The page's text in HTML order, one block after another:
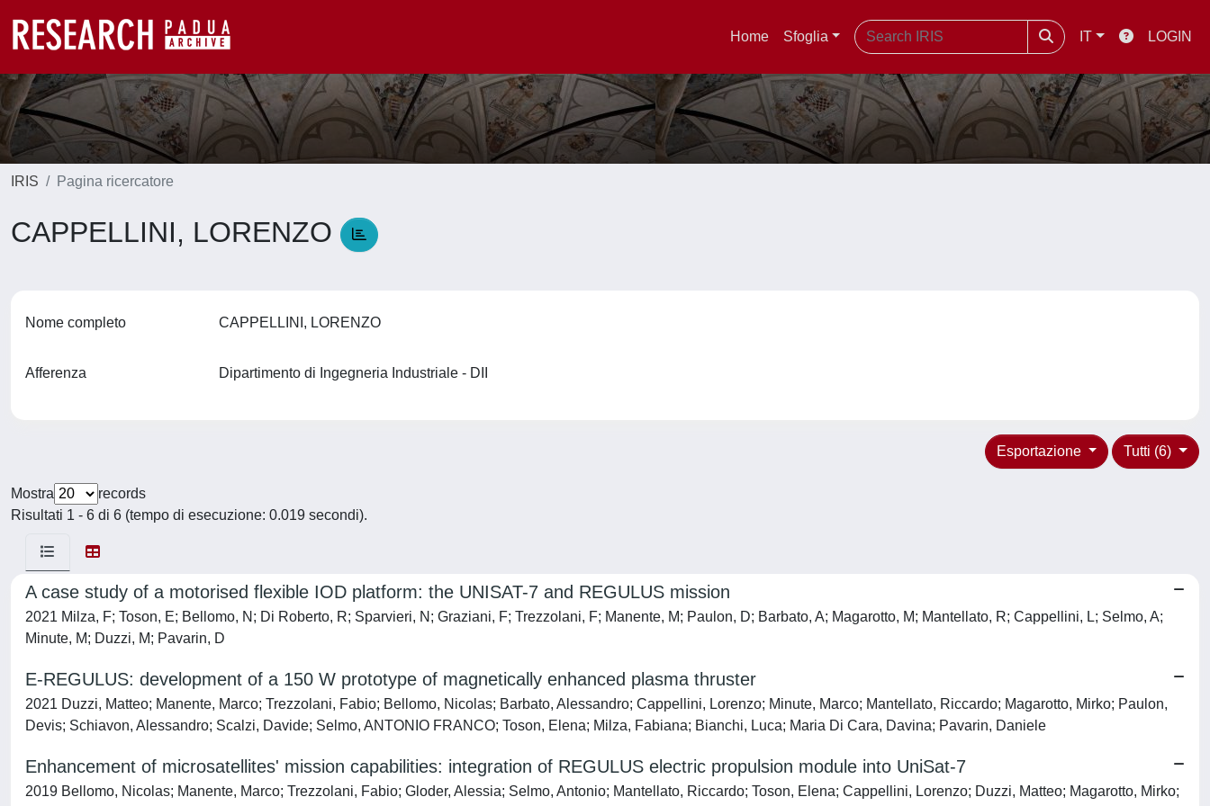
Home Sfoglia IT LOGIN
IRIS Pagina ricercatore
CAPPELLINI, LORENZO
Nome completo CAPPELLINI, LORENZO
Afferenza Dipartimento di Ingegneria Industriale - DII
Tutti (6)
Esportazione
Mostra
records
Risultati 1 - 6 di 6 (tempo di esecuzione: 0.019 secondi).
A case study of a motorised flexible IOD platform: the UNISAT-7 and REGULUS mission
2021 Milza, F; Toson, E; Bellomo, N; Di Roberto, R; Sparvieri, N; Graziani, F; Trezzolani, F; Manente, M; Paulon, D; Barbato, A; Magarotto, M; Mantellato, R; Cappellini, L; Selmo, A;
Minute, M; Duzzi, M; Pavarin, D
E-REGULUS: development of a 150 W prototype of magnetically enhanced plasma thruster
2021 Duzzi, Matteo; Manente, Marco; Trezzolani, Fabio; Bellomo, Nicolas; Barbato, Alessandro; Cappellini, Lorenzo; Minute, Marco; Mantellato, Riccardo; Magarotto, Mirko; Paulon,
Devis; Schiavon, Alessandro; Scalzi, Davide; Selmo, ANTONIO FRANCO; Toson, Elena; Milza, Fabiana; Bianchi, Luca; Maria Di Cara, Davina; Pavarin, Daniele
Enhancement of microsatellites' mission capabilities: integration of REGULUS electric propulsion module into UniSat-7
2019 Bellomo, Nicolas; Manente, Marco; Trezzolani, Fabio; Gloder, Alessia; Selmo, Antonio; Mantellato, Riccardo; Toson, Elena; Cappellini, Lorenzo; Duzzi, Matteo; Magarotto, Mirko;